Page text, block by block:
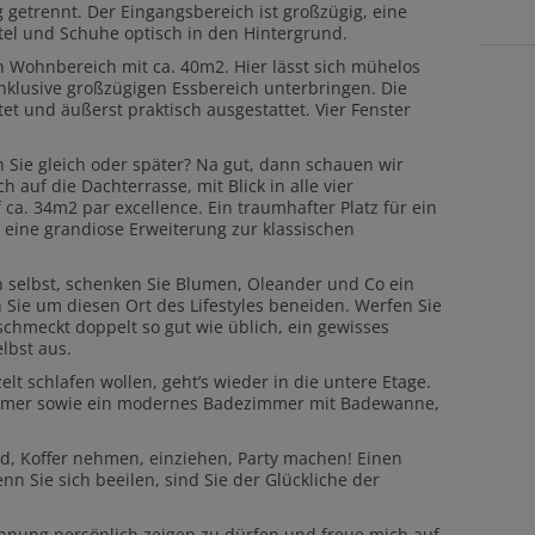
Der Eingangsbereich ist großzügig, eine
und Schuhe optisch in den Hintergrund.
mit ca. 40m2. Hier lässt sich mühelos
großzügigen Essbereich unterbringen. Die
und äußerst praktisch ausgestattet. Vier Fenster
gleich oder später? Na gut, dann schauen wir
auf die Dachterrasse, mit Blick in alle vier
34m2 par excellence. Ein traumhafter Platz für ein
grandiose Erweiterung zur klassischen
schenken Sie Blumen, Oleander und Co ein
um diesen Ort des Lifestyles beneiden. Werfen Sie
doppelt so gut wie üblich, ein gewisses
aus.
schlafen wollen, geht’s wieder in die untere Etage.
sowie ein modernes Badezimmer mit Badewanne,
Koffer nehmen, einziehen, Party machen! Einen
Sie sich beeilen, sind Sie der Glückliche der